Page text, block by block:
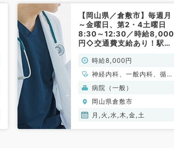
【岡山県／倉敷市】毎週月
～金曜日、第2・4土曜日
8:30～12:30／時給8,000
円◇交通費支給あり！駅チ
職員の予防検診のお仕事で
す（健診・人間ドック／非
常勤）
時給8,000円
神経内科、一般内科、循環
器内科、呼吸器内科、消化
器内科、内分泌・代謝内
科、腎臓内科、老年内科、
血液内科、膠原病科
病院（一般）
岡山県倉敷市
月,火,水,木,金,土